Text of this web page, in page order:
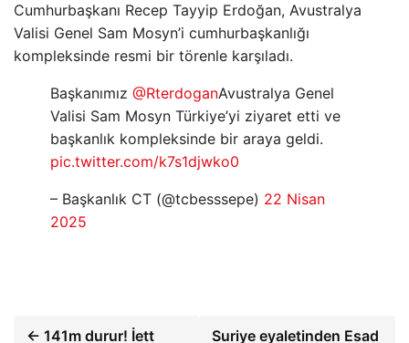
Cumhurbaşkanı Recep Tayyip Erdoğan, Avustralya
Valisi Genel Sam Mosyn’i cumhurbaşkanlığı
kompleksinde resmi bir törenle karşıladı.
Başkanımız @RterdoganAvustralya Genel
Valisi Sam Mosyn Türkiye’yi ziyaret etti ve
başkanlık kompleksinde bir araya geldi.
pic.twitter.com/k7s1djwko0
– Başkanlık CT (@tcbesssepe) 22 Nisan
2025
← 141m durur! İett
Suriye eyaletinden Esad